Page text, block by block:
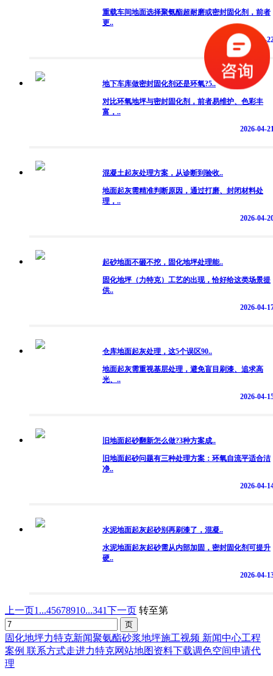
重载车间地面选择聚氨酯超耐磨或密封固化剂，前者
更..
2026-04-
地下车库做密封固化剂还是环氧?5..
对比环氧地坪与密封固化剂，前者易维护、色彩丰
富，..
2026-04-
混凝土起灰处理方案，从诊断到验收..
地面起灰需精准判断原因，通过打磨、封闭材料处
理，..
2026-04-
起砂地面不砸不挖，固化地坪处理能..
固化地坪（力特克）工艺的出现，恰好给这类场景提
供..
2026-04-
仓库地面起灰处理，这5个误区90..
地面起灰需重视基层处理，避免盲目刷漆、追求高
光、..
2026-04-
旧地面起砂翻新怎么做?3种方案成..
旧地面起砂问题有三种处理方案：环氧自流平适合洁
净..
2026-04-
水泥地面起灰起砂别再刷漆了，混凝..
水泥地面起灰起砂需从内部加固，密封固化剂可提升
硬..
2026-04-
上一页1...45678910...341下一页 转至第
固化地坪力特克新闻聚氨酯砂浆地坪施工视频 新闻中心工程
案例 联系方式走进力特克网站地图资料下载调色空间申请代
理